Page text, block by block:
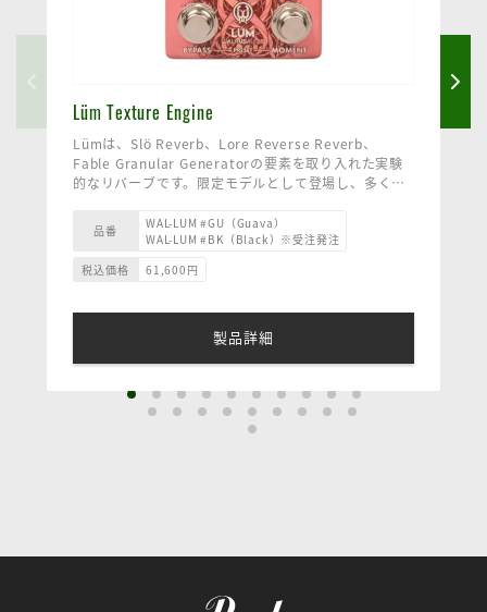
Lüm Texture Engine
Lümは、Slö Reverb、Lore Reverse Reverb、
Fable Granular Generatorの要素を取り入れた実験
的なリバーブです。限定モデルとして登場し、多くの
ーモデルとしてラインナップに加わりました。
3種類の独自のグラニュラー＆テクスチャー・リバー
ブ・モード、モーメンタリー操作によるオートメーシ
ョン機能、プリセット保存機能を搭載し、あなたの音
・電源：9VDC センターマイナス（アダプター専用）
100mA minimum
・SIZE：6.7cm(W)×5.8cm (H)×12.6(D)cm
・WEIGHT：295g
品番
WAL-LUM #GU（Guava）
WAL-LUM #BK（Black）※受注発注
税込価格
61,600 円
製品詳細